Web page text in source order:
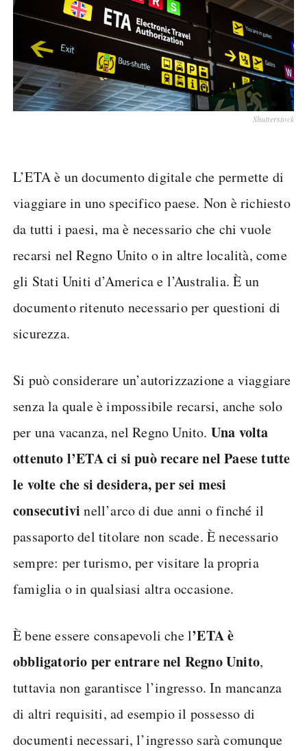
Shutterstock
L’ETA è un documento digitale che permette di
viaggiare in uno specifico paese. Non è richiesto
da tutti i paesi, ma è necessario che chi vuole
recarsi nel Regno Unito o in altre località, come
gli Stati Uniti d’America e l’Australia. È un
documento ritenuto necessario per questioni di
sicurezza.
Si può considerare un’autorizzazione a viaggiare
senza la quale è impossibile recarsi, anche solo
per una vacanza, nel Regno Unito. Una volta
ottenuto l’ETA ci si può recare nel Paese tutte
le volte che si desidera, per sei mesi
consecutivinell’arco di due anni o finché il
passaporto del titolare non scade. È necessario
sempre: per turismo, per visitare la propria
famiglia o in qualsiasi altra occasione.
È bene essere consapevoli che l’ETA è
obbligatorio per entrare nel Regno Unito,
tuttavia non garantisce l’ingresso. In mancanza
di altri requisiti, ad esempio il possesso di
documenti necessari, l’ingresso sarà comunque